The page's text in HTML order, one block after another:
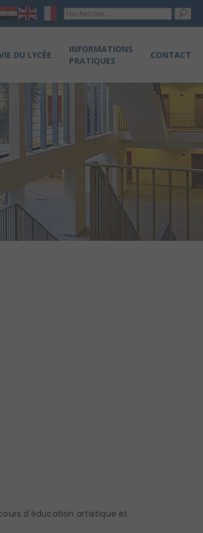
DU LYCÉE
INFORMATIONS
PRATIQUES
CONTACT
d'éducation artistique et